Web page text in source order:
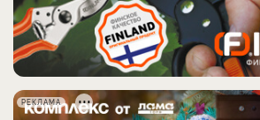
РЕКЛАМА